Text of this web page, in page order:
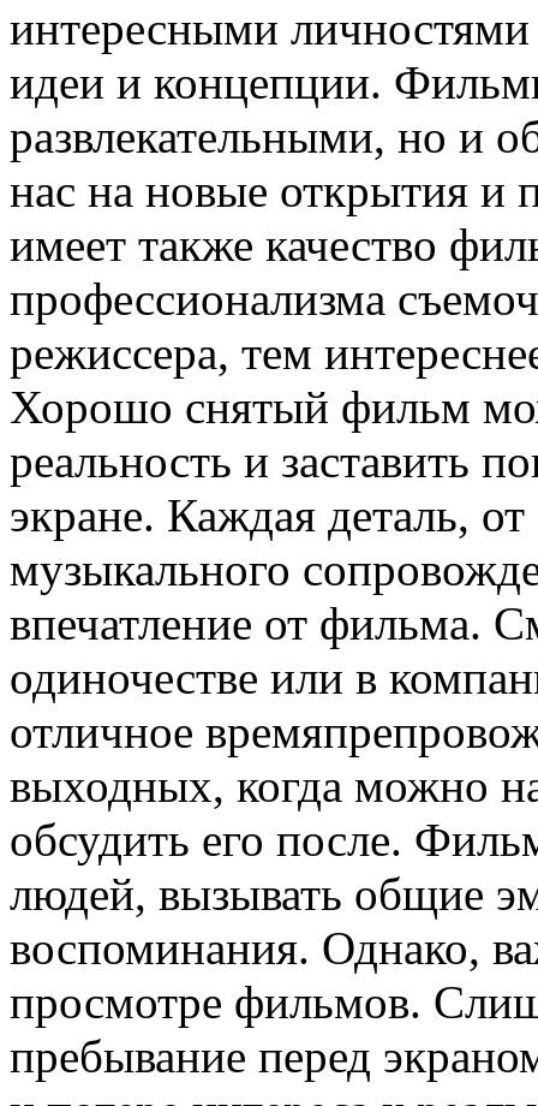
интересными
идеи и концепции.
развлекательными, но и
нас на новые открытия и
имеет также качество
профессионализма
режиссера, тем
Хорошо снятый фильм
реальность и заставить
экране. Каждая деталь,
музыкального
впечатление от фильма.
одиночестве или в
отличное
выходных, когда можно
обсудить его после.
людей, вызывать общие
воспоминания. Однако,
просмотре фильмов.
пребывание перед